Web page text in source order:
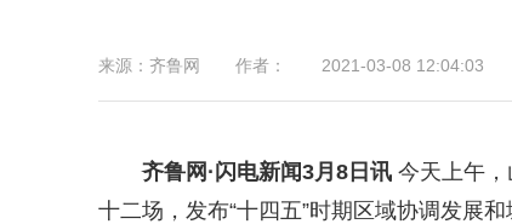
来源： 齐鲁网 作者： 2021-03-08 12:04:03
齐鲁网 ·闪电新闻3月8日讯 今天上午，
十二场，发布“十四五”时期区域协调发展